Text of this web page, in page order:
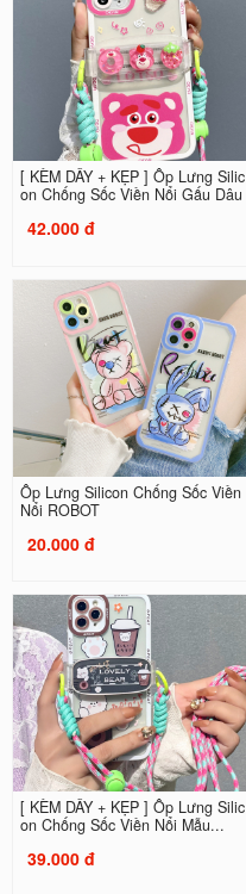
[ KÈM DÂY + KẸP ] Ốp Lưng Silic
on Chống Sốc Viền Nổi Gấu Dâu
42.000 đ
Ốp Lưng Silicon Chống Sốc Viền
Nổi ROBOT
20.000 đ
[ KÈM DÂY + KẸP ] Ốp Lưng Silic
on Chống Sốc Viền Nổi Mẫu...
39.000 đ